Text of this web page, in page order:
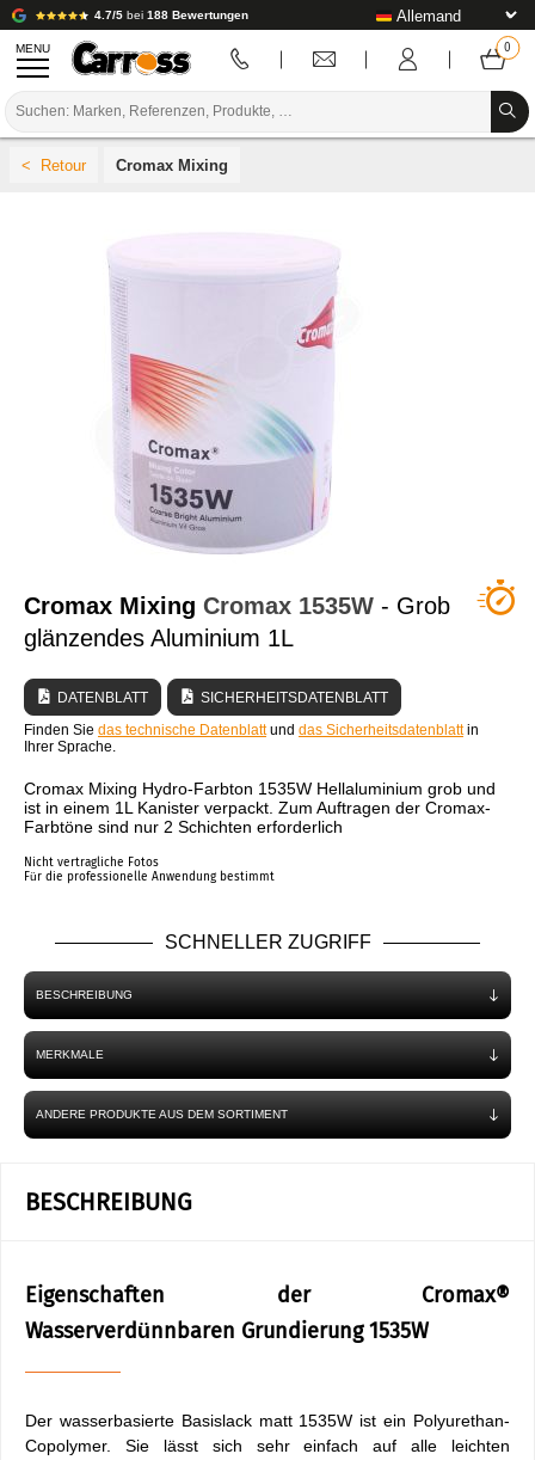
4.7/5 bei 188 Bewertungen
MENU
VORBEREITUNG / BASISLACK / FERTIGSTELLUNG
KAROSSERIE-VERBRAUCHSMATERIAL
KAROSSERIE-WERKZEUG
AUSSTATTUNG DER KAROSSERIEWERKSTATT
LABOREINRICHTUNG
TUTORIAL & TIPPS
Cromax Mixing
Cromax Mixing Cromax 1535W - Grob
glänzendes Aluminium 1L
DATENBLATT
SICHERHEITSDATENBLATT
Finden Sie das technische Datenblattund das Sicherheitsdatenblattin
Ihrer Sprache.
Cromax Mixing Hydro-Farbton 1535W Hellaluminium grob und
ist in einem 1L Kanister verpackt. Zum Auftragen der Cromax-
Farbtöne sind nur 2 Schichten erforderlich
Nicht vertragliche Fotos
Für die professionelle Anwendung bestimmt
SCHNELLER ZUGRIFF
BESCHREIBUNG
MERKMALE
ANDERE PRODUKTE AUS DEM SORTIMENT
BESCHREIBUNG
Eigenschaften der Cromax®
Wasserverdünnbaren Grundierung 1535W
Der wasserbasierte Basislack matt 1535W ist ein Polyurethan-
Copolymer. Sie lässt sich sehr einfach auf alle leichten